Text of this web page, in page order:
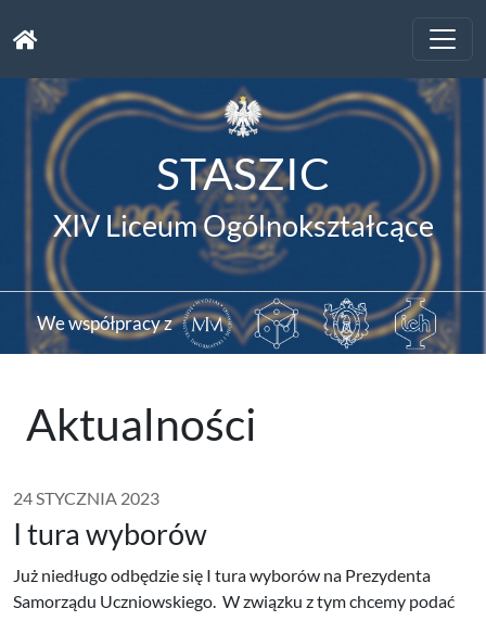
Toggle
STASZIC
XIV Liceum Ogólnokształcące
We współpracy z
Aktualności
24 STYCZNIA 2023
I tura wyborów
Już niedługo odbędzie się I tura wyborów na Prezydenta
Samorządu Uczniowskiego. W związku z tym chcemy podać